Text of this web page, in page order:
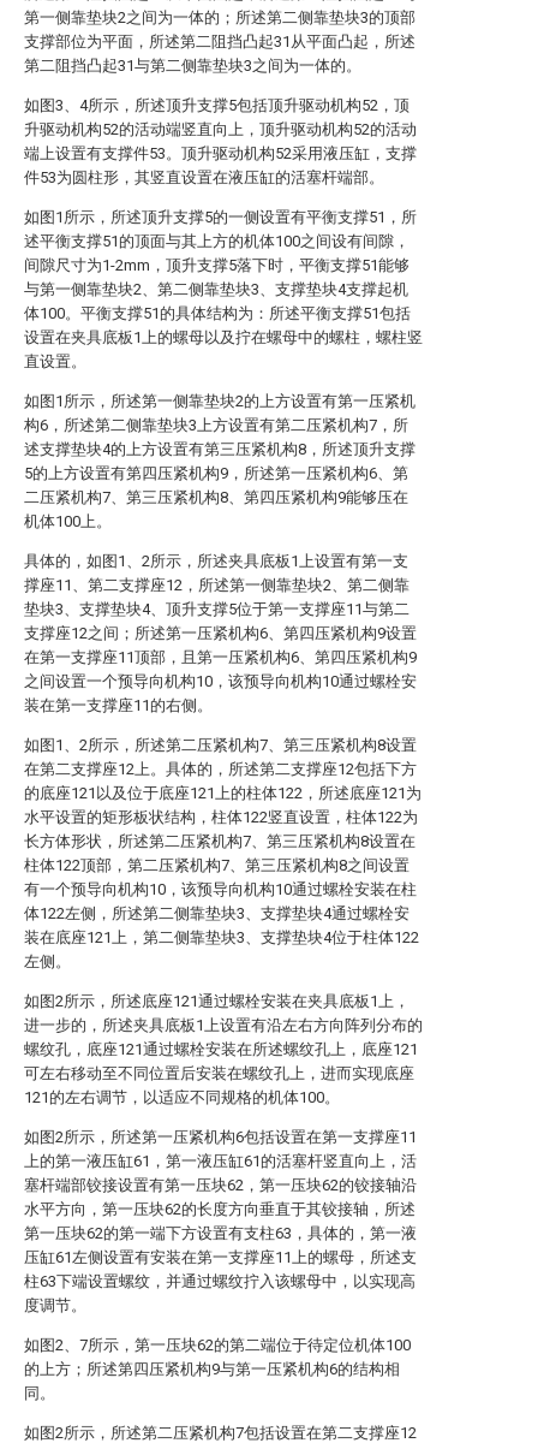
第一侧靠垫块2之间为一体的；所述第二侧靠垫块3的顶部
支撑部位为平面，所述第二阻挡凸起31从平面凸起，所述
第二阻挡凸起31与第二侧靠垫块3之间为一体的。
如图3、4所示，所述顶升支撑5包括顶升驱动机构52，顶
升驱动机构52的活动端竖直向上，顶升驱动机构52的活动
端上设置有支撑件53。顶升驱动机构52采用液压缸，支撑
件53为圆柱形，其竖直设置在液压缸的活塞杆端部。
如图1所示，所述顶升支撑5的一侧设置有平衡支撑51，所
述平衡支撑51的顶面与其上方的机体100之间设有间隙，
间隙尺寸为1-2mm，顶升支撑5落下时，平衡支撑51能够
与第一侧靠垫块2、第二侧靠垫块3、支撑垫块4支撑起机
体100。平衡支撑51的具体结构为：所述平衡支撑51包括
设置在夹具底板1上的螺母以及拧在螺母中的螺柱，螺柱竖
直设置。
如图1所示，所述第一侧靠垫块2的上方设置有第一压紧机
构6，所述第二侧靠垫块3上方设置有第二压紧机构7，所
述支撑垫块4的上方设置有第三压紧机构8，所述顶升支撑
5的上方设置有第四压紧机构9，所述第一压紧机构6、第
二压紧机构7、第三压紧机构8、第四压紧机构9能够压在
机体100上。
具体的，如图1、2所示，所述夹具底板1上设置有第一支
撑座11、第二支撑座12，所述第一侧靠垫块2、第二侧靠
垫块3、支撑垫块4、顶升支撑5位于第一支撑座11与第二
支撑座12之间；所述第一压紧机构6、第四压紧机构9设置
在第一支撑座11顶部，且第一压紧机构6、第四压紧机构9
之间设置一个预导向机构10，该预导向机构10通过螺栓安
装在第一支撑座11的右侧。
如图1、2所示，所述第二压紧机构7、第三压紧机构8设置
在第二支撑座12上。具体的，所述第二支撑座12包括下方
的底座121以及位于底座121上的柱体122，所述底座121为
水平设置的矩形板状结构，柱体122竖直设置，柱体122为
长方体形状，所述第二压紧机构7、第三压紧机构8设置在
柱体122顶部，第二压紧机构7、第三压紧机构8之间设置
有一个预导向机构10，该预导向机构10通过螺栓安装在柱
体122左侧，所述第二侧靠垫块3、支撑垫块4通过螺栓安
装在底座121上，第二侧靠垫块3、支撑垫块4位于柱体122
左侧。
如图2所示，所述底座121通过螺栓安装在夹具底板1上，
进一步的，所述夹具底板1上设置有沿左右方向阵列分布的
螺纹孔，底座121通过螺栓安装在所述螺纹孔上，底座121
可左右移动至不同位置后安装在螺纹孔上，进而实现底座
121的左右调节，以适应不同规格的机体100。
如图2所示，所述第一压紧机构6包括设置在第一支撑座11
上的第一液压缸61，第一液压缸61的活塞杆竖直向上，活
塞杆端部铰接设置有第一压块62，第一压块62的铰接轴沿
水平方向，第一压块62的长度方向垂直于其铰接轴，所述
第一压块62的第一端下方设置有支柱63，具体的，第一液
压缸61左侧设置有安装在第一支撑座11上的螺母，所述支
柱63下端设置螺纹，并通过螺纹拧入该螺母中，以实现高
度调节。
如图2、7所示，第一压块62的第二端位于待定位机体100
的上方；所述第四压紧机构9与第一压紧机构6的结构相
同。
如图2所示，所述第二压紧机构7包括设置在第二支撑座12